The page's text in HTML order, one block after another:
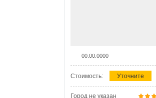
00.00.0000
Стоимость: Уточните
Город не указан